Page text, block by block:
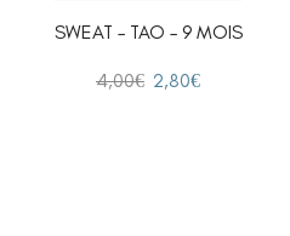
SWEAT – TAO – 9 MOIS
4,00€ 2,80€